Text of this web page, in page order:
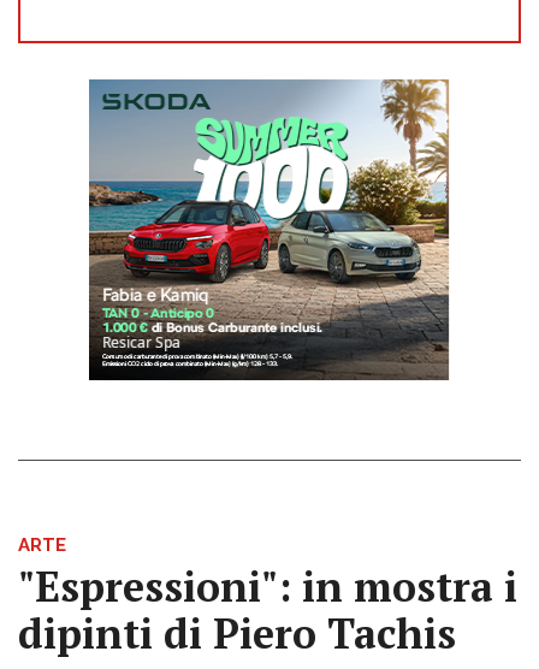
ARTE
"Espressioni": in mostra i
dipinti di Piero Tachis